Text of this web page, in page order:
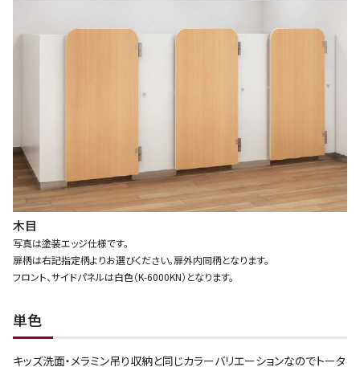
木目
写真は塗装エッジ仕様です。
扉柄は右記指定柄よりお選びください。扉外内同柄となります。
フロント、サイドパネルは白色（K-6000KN）となります。
単色
キッズ洗面・メラミン吊り収納と同じカラーバリエーションなのでトータ